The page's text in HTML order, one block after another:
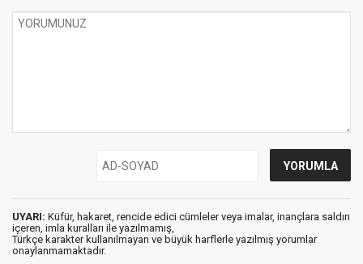
UYARI: Küfür, hakaret, rencide edici cümleler veya imalar, inançlara saldırı
içeren, imla kuralları ile yazılmamış,
Türkçe karakter kullanılmayan ve büyük harflerle yazılmış yorumlar
onaylanmamaktadır.